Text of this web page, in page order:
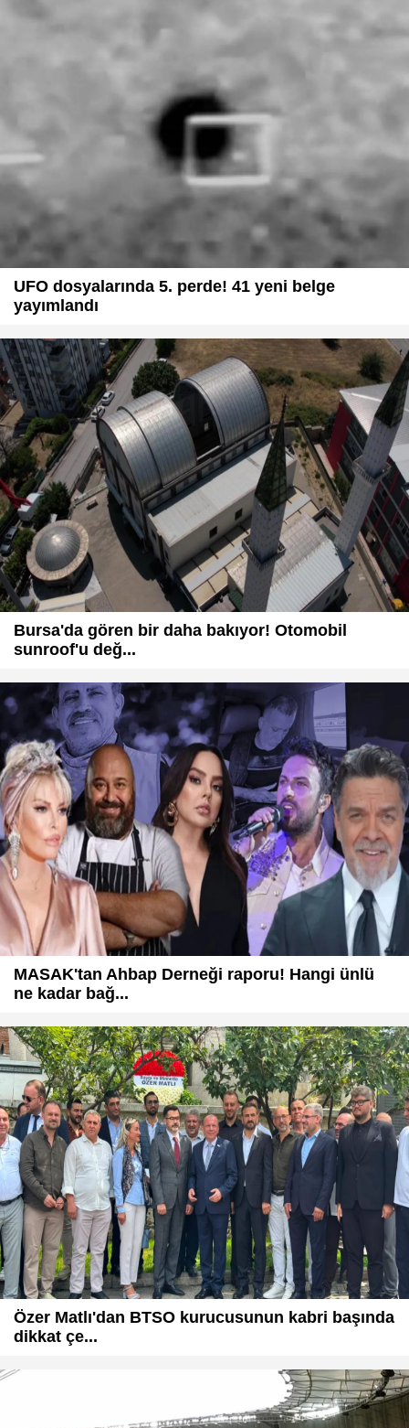
UFO dosyalarında 5. perde! 41 yeni belge
yayımlandı
Bursa'da gören bir daha bakıyor! Otomobil
sunroof'u değ...
MASAK'tan Ahbap Derneği raporu! Hangi ünlü
ne kadar bağ...
Özer Matlı'dan BTSO kurucusunun kabri başında
dikkat çe...